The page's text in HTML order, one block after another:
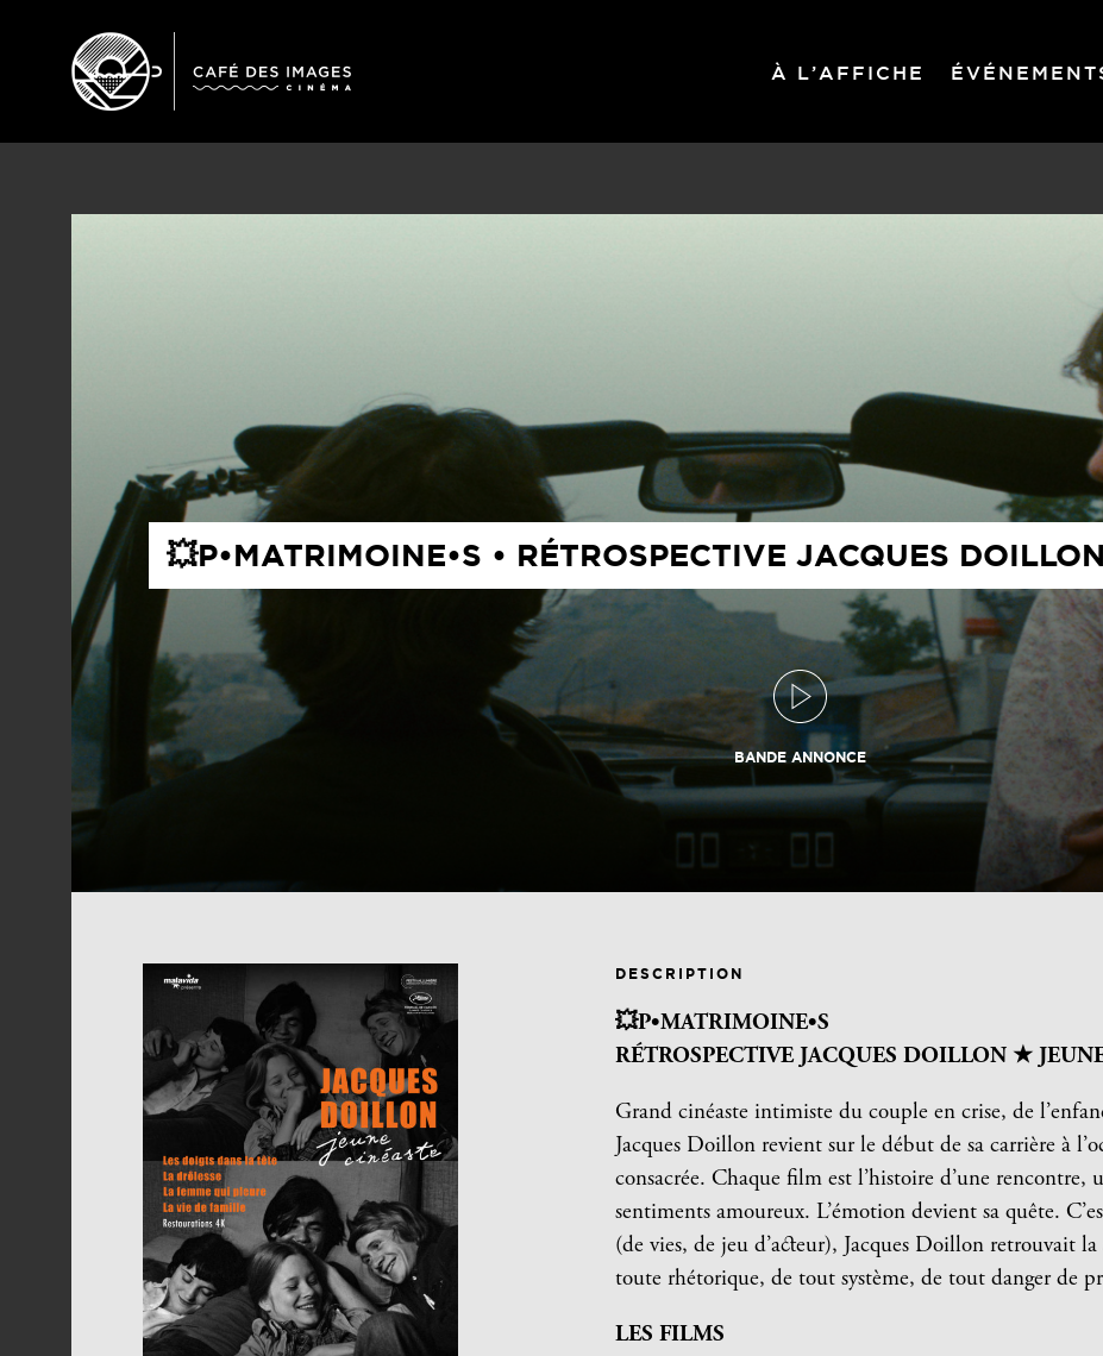
À L’AFFICHE
💥P•MATRIMOINE•S • RÉTROSPECTIVE JACQUES
BANDE ANNONCE
DESCRIPTION
💥P•MATRIMOINE•S
RÉTROSPECTIVE JACQUES DOILLON ★
Grand cinéaste intimiste du couple en crise, de
Jacques Doillon revient sur le début de sa carrière à
consacrée.Chaque film est l’histoire d’une rencontre,
sentiments amoureux. L’émotion devient sa quête.
(de vies, de jeu d’acteur), Jacques Doillon retrouvait
toute rhétorique, de tout système, de tout danger de
LES FILMS